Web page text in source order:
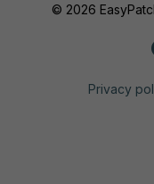
© 2026
Privacy